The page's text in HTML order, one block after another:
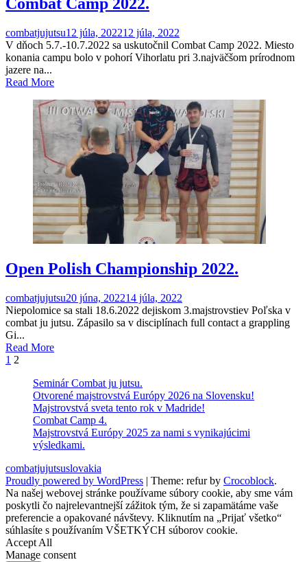
combatjujutsu12 júla, 202212 júla, 2022
V dňoch 5.7.-10.7.2022 sa uskutočnil Combat Camp 2022. Miesto
konania campu bolo v pohorí Vihorlatu pri 3.najväčšom prírodnom
jazere na...
Read More
Open Polish Championship 2022.
combatjujutsu20 júna, 202214 júla, 2022
Niepolomice sa stali 18.6.2022 dejiskom 3.majstrovstiev Poľska v
combat ju jutsu. Zápasilo sa v disciplínach full contact a grappling
Gi...
Read More
Stránkovanie
príspevkov
1 2
Seminár Combat ju jutsu.
Otvorené majstrovstvá Európy 2026 na Slovensku!
Majstrovstvá sveta tento rok v Madride!
Combat Camp 4.
Majstrovstvá Európy 2025 za nami s vynikajúcimi
výsledkami.
combatjujutsuslovakia
Proudly powered by WordPress | Theme: refur by Crocoblock.
Na našej webovej stránke používame súbory cookie, aby sme vám
poskytli čo najrelevantnejší zážitok tým, že si zapamätáme vaše
preferencie a opakované návštevy. Kliknutím na „Prijať všetko“
súhlasíte s používaním VŠETKÝCH súborov cookie.
Accept All
Manage consent